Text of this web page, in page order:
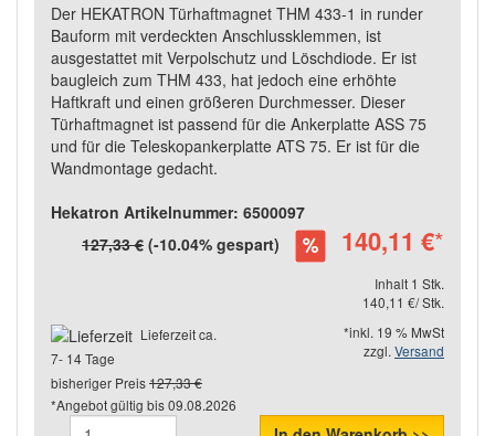
Der HEKATRON Türhaftmagnet THM 433-1 in runder
Bauform mit verdeckten Anschlussklemmen, ist
ausgestattet mit Verpolschutz und Löschdiode. Er ist
baugleich zum THM 433, hat jedoch eine erhöhte
Haftkraft und einen größeren Durchmesser. Dieser
Türhaftmagnet ist passend für die Ankerplatte ASS 75
und für die Teleskopankerplatte ATS 75. Er ist für die
Wandmontage gedacht.
Hekatron Artikelnummer: 6500097
127,33 € (-10.04% gespart) 140,11 €*
Inhalt 1 Stk.
140,11 €/ Stk.
Lieferzeit ca.
7- 14 Tage
*inkl. 19 % MwSt
zzgl. Versand
bisheriger Preis127,33 €
*Angebot gültig bis09.08.2026